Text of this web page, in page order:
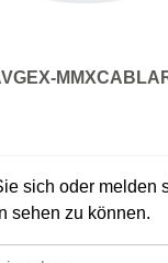
sich oder melden
sehen zu können.